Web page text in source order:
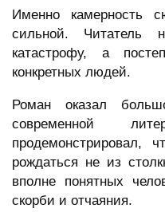
Именно камерность
сильной. Читатель
катастрофу, а
конкретных людей.
Роман оказал
современной
продемонстрировал,
рождаться не из
вполне понятных
скорби и отчаяния.